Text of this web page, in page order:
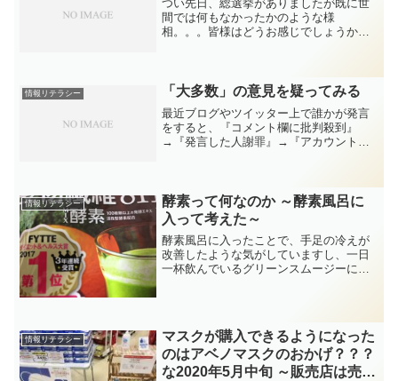
つい先日、総選挙がありましたが既に世
間では何もなかったかのような様
相。。。皆様はどうお感じでしょうか。
立制について見解：比例代表制に...
情報リテラシー 「大多数」の意見を疑ってみる
最近ブログやツイッター上で誰かが発言
をすると、『コメント欄に批判殺到』
→『発言した人謝罪』→『アカウント閉
を殺到させている人」ってい...
情報リテラシー
酵素って何なのか ～酵素風呂に
入って考えた～
酵素風呂に入ったことで、手足の冷えが
改善したような気がしていますし、一日
一杯飲んでいるグリーンスムージーにも
ーのトップ」が真っ先に思い...
情報リテラシー
マスクが購入できるようになった
のはアベノマスクのおかげ？？？
な2020年5月中旬 ～販売店は売れ